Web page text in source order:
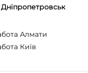
Дніпропетровськ
Алмати
Київ